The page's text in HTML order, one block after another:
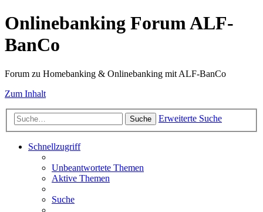
Onlinebanking Forum ALF-
BanCo
Forum zu Homebanking & Onlinebanking mit ALF-BanCo
Zum Inhalt
Suche Erweiterte Suche
Schnellzugriff
Unbeantwortete Themen
Aktive Themen
Suche